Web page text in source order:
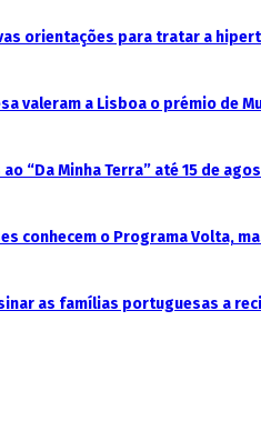
orientações para tratar a
valeram a Lisboa o prémio de
“Da Minha Terra” até 15 de
conhecem o Programa Volta,
as famílias portuguesas a